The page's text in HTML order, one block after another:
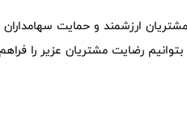
ارزشمند و حمایت
رضایت مشتریان عزیر را